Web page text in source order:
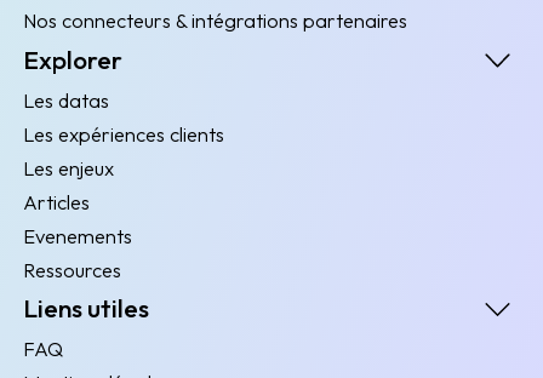
Nos connecteurs & intégrations partenaires
Explorer
Les datas
Les expériences clients
Les enjeux
Articles
Evenements
Ressources
Liens utiles
FAQ